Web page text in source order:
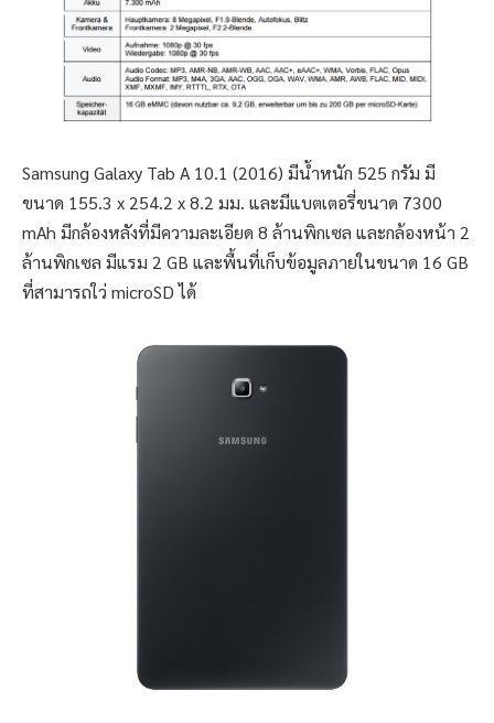
Samsung Galaxy Tab A 10.1 (2016) มีน้ำหนัก 525 กรัม มี
ขนาด 155.3 x 254.2 x 8.2 มม. และมีแบตเตอรี่ขนาด 7300
mAh มีกล้องหลังที่มีความละเอียด 8 ล้านพิกเซล และกล้องหน้า 2
ล้านพิกเซล มีแรม 2 GB และพื้นที่เก็บข้อมูลภายในขนาด 16 GB
ที่สามารถใว่ microSD ได้